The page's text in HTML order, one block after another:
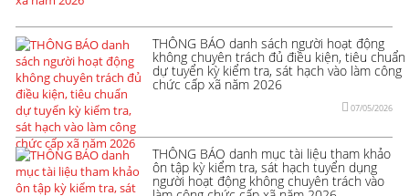
THÔNG BÁO danh sách người hoạt động
không chuyên trách đủ điều kiện, tiêu chuẩn
dự tuyển kỳ kiểm tra, sát hạch vào làm công
chức cấp xã năm 2026
07/05/2026
THÔNG BÁO danh mục tài liệu tham khảo
ôn tập kỳ kiểm tra, sát hạch tuyển dụng
người hoạt động không chuyên trách vào